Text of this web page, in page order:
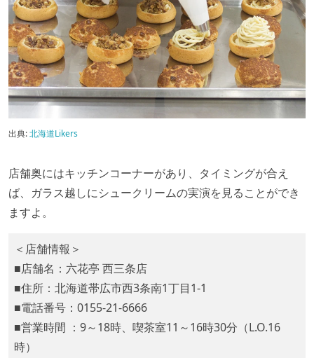
出典:北海道Likers
店舗奥にはキッチンコーナーがあり、タイミングが合え
ば、ガラス越しにシュークリームの実演を見ることができ
ますよ。
＜店舗情報＞
■店舗名：六花亭 西三条店
■住所：北海道帯広市西3条南1丁目1-1
■電話番号：0155-21-6666
■営業時間 ：9～18時、喫茶室11～16時30分（L.O.16
時）